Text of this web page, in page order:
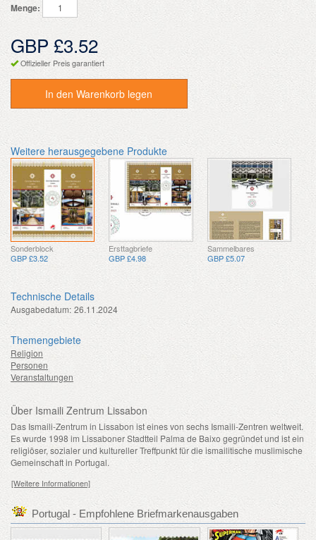
Menge:
GBP £3.52
Offizieller Preis garantiert
In den Warenkorb legen
Weitere herausgegebene Produkte
Sonderblock
GBP £3.52
Ersttagbriefe
GBP £4.98
Sammelbares
GBP £5.07
Technische Details
Ausgabedatum: 26.11.2024
Themengebiete
Religion
Personen
Veranstaltungen
Über Ismaili Zentrum Lissabon
Das Ismaili-Zentrum in Lissabon ist eines von sechs Ismaili-Zentren weltweit.
Es wurde 1998 im Lissaboner Stadtteil Palma de Baixo gegründet und ist ein
religiöser, sozialer und kultureller Treffpunkt für die ismailitische muslimische
Gemeinschaft in Portugal.
[Weitere Informationen]
Portugal - Empfohlene Briefmarkenausgaben